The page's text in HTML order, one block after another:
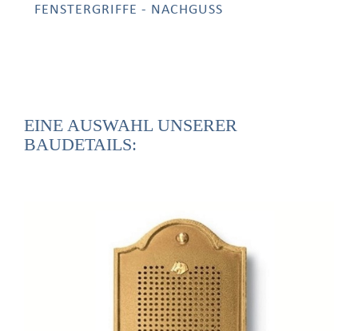
FENSTERGRIFFE - NACHGUSS
EINE AUSWAHL UNSERER
BAUDETAILS: